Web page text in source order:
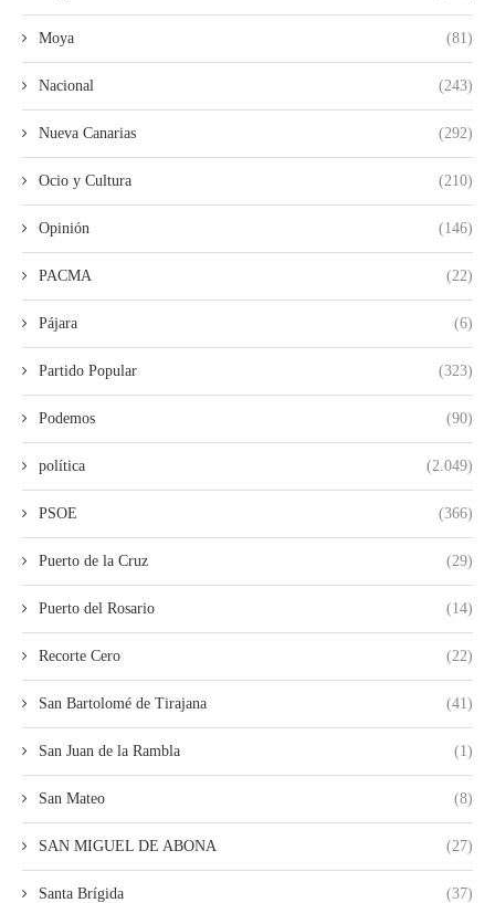
Moya (81)
Nacional (243)
Nueva Canarias (292)
Ocio y Cultura (210)
Opinión (146)
PACMA (22)
Pájara (6)
Partido Popular (323)
Podemos (90)
política (2.049)
PSOE (366)
Puerto de la Cruz (29)
Puerto del Rosario (14)
Recorte Cero (22)
San Bartolomé de Tirajana (41)
San Juan de la Rambla (1)
San Mateo (8)
SAN MIGUEL DE ABONA (27)
Santa Brígida (37)